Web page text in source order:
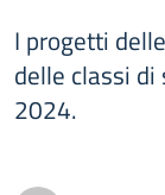
I progetti
delle classi
2024.